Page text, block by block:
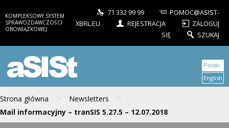
KOMPLEKSOWY SYSTEM
SPRAWOZDAWCZOŚCI
OBOWIĄZKOWEJ
71 332 99 99
POMOC@ASIST-
XBRL.EU
REJESTRACJA
ZALOGUJ
SIĘ
SZUKAJ
aSISt
Strona główna > Newsletters >
Mail informacyjny – tranSIS 5.27.5 – 12.07.2018
Polski
English